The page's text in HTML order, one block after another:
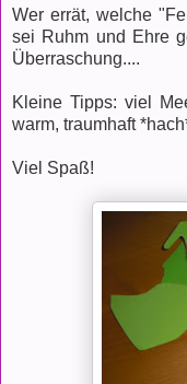
Wer errät, welche
sei Ruhm und Ehre
Überraschung....
Kleine Tipps: viel
warm, traumhaft
Viel Spaß!